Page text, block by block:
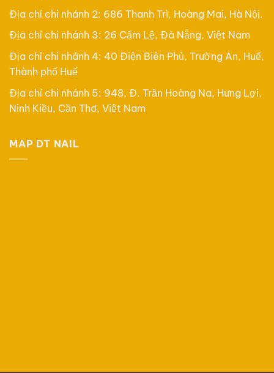
Địa chỉ chi nhánh 2: 686 Thanh Trì, Hoàng Mai, Hà Nội.
Địa chỉ chi nhánh 3: 26 Cẩm Lệ, Đà Nẵng, Việt Nam
Địa chỉ chi nhánh 4: 40 Điện Biên Phủ, Trường An, Huế,
Thành phố Huế
Địa chỉ chi nhánh 5: 948, Đ. Trần Hoàng Na, Hưng Lợi,
Ninh Kiều, Cần Thơ, Việt Nam
MAP DT NAIL